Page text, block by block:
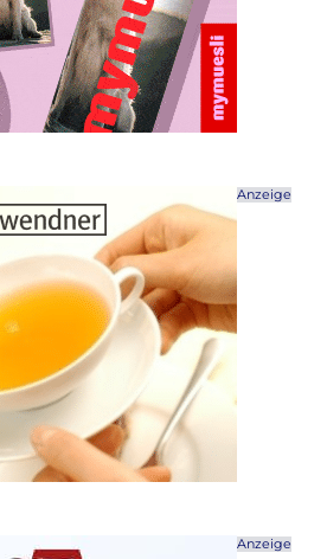
Anzeige
Anzeige